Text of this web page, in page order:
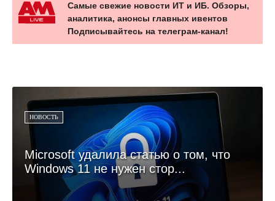
Самые свежие новости ИТ и ИБ. Обзоры,
аналитика, анонсы главных ивентов
Подписывайтесь на телеграм-канал!
НОВОСТЬ
Microsoft удалила статью о том, что
Windows 11 не нужен стор...